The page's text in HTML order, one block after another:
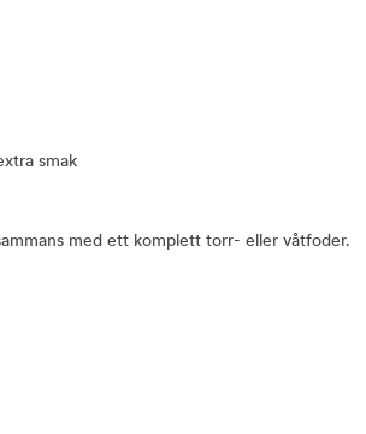
smak
med ett komplett torr- eller våtfoder.